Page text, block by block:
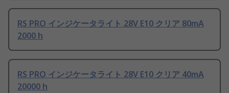
RS PRO インジケータライト 28V E10 クリア 80mA
2000 h
RS PRO インジケータライト 28V E10 クリア 40mA
20000 h